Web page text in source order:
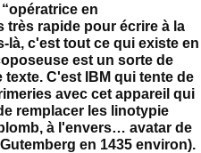
en
rapide pour écrire à la
là, c'est tout ce qui existe en
est un sorte de
C'est IBM qui tente de
avec cet appareil qui
remplacer les linotypie
à l'envers… avatar de
en 1435 environ).